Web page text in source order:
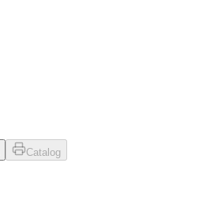
Catalog